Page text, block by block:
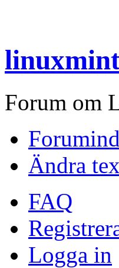
Forum om
Ändra
FAQ
Logga in